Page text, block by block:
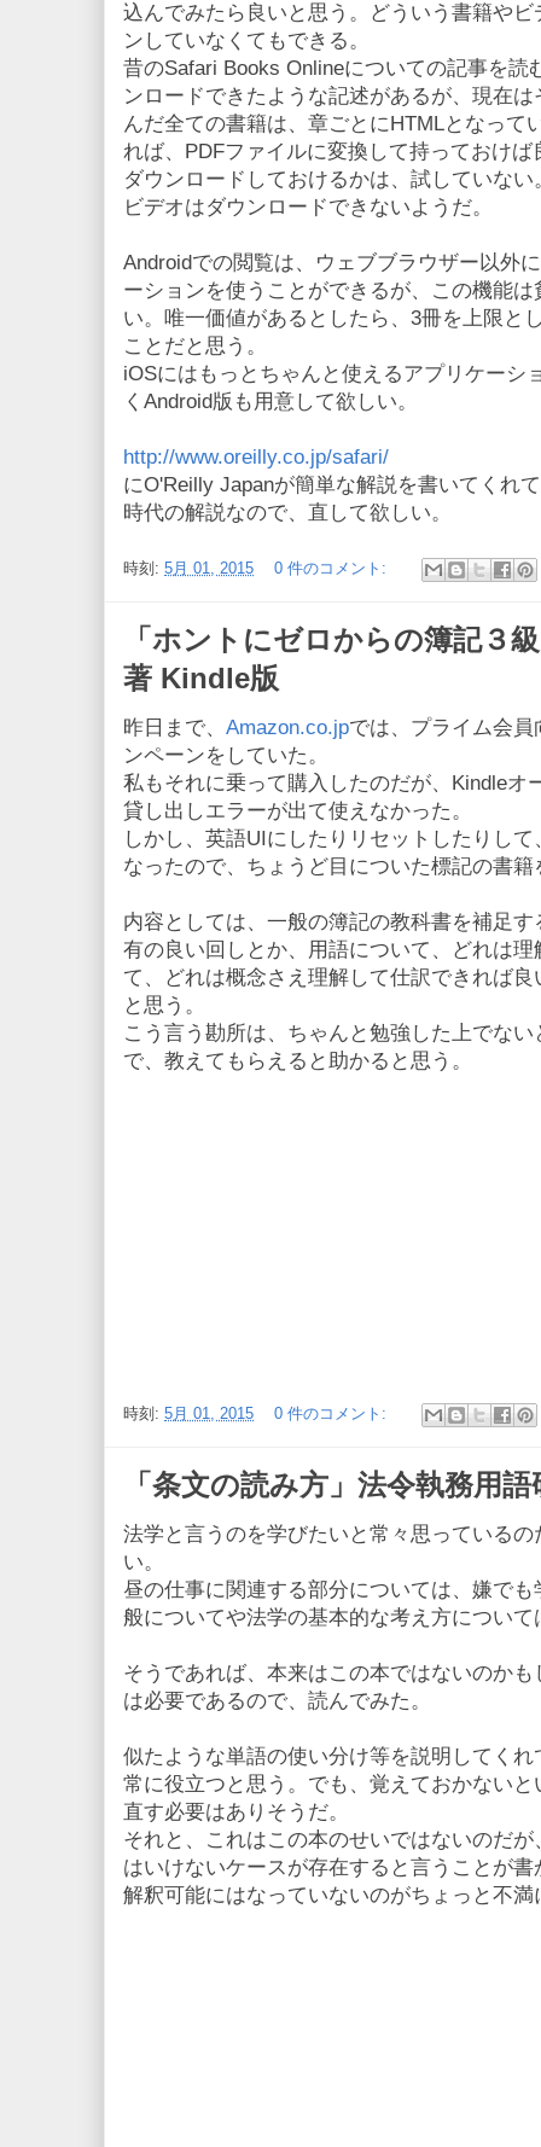
込んでみたら良いと思う。どういう書籍や
ンしていなくてもできる。
昔のSafari Books Onlineについての記事を読
ンロードできたような記述があるが、現在
んだ全ての書籍は、章ごとにHTMLとなって
れば、PDFファイルに変換して持っておけ
ダウンロードしておけるかは、試していない
ビデオはダウンロードできないようだ。
Androidでの閲覧は、ウェブブラウザー以外
ーションを使うことができるが、この機能
い。唯一価値があるとしたら、3冊を上限と
ことだと思う。
iOSにはもっとちゃんと使えるアプリケーシ
くAndroid版も用意して欲しい。
http://www.oreilly.co.jp/safari/
にO'Reilly Japanが簡単な解説を書いてくれ
時代の解説なので、直して欲しい。
時刻: 5月 01, 2015 0 件のコメント:
「ホントにゼロからの簿記３
著 Kindle版
昨日まで、 Amazon.co.jpでは、プライム会
ンペーンをしていた。
私もそれに乗って購入したのだが、Kindleオ
貸し出しエラーが出て使えなかった。
しかし、英語UIにしたりリセットしたりし
なったので、ちょうど目についた標記の書
内容としては、一般の簿記の教科書を補足
有の良い回しとか、用語について、どれは
て、どれは概念さえ理解して仕訳できれば
と思う。
こう言う勘所は、ちゃんと勉強した上でな
で、教えてもらえると助かると思う。
時刻: 5月 01, 2015 0 件のコメント:
「条文の読み方」法令執務用
法学と言うのを学びたいと常々思っている
い。
昼の仕事に関連する部分については、嫌で
般についてや法学の基本的な考え方につい
そうであれば、本来はこの本ではないのか
は必要であるので、読んでみた。
似たような単語の使い分け等を説明してく
常に役立つと思う。でも、覚えておかない
直す必要はありそうだ。
それと、これはこの本のせいではないのだ
はいけないケースが存在すると言うことが
解釈可能にはなっていないのがちょっと不満